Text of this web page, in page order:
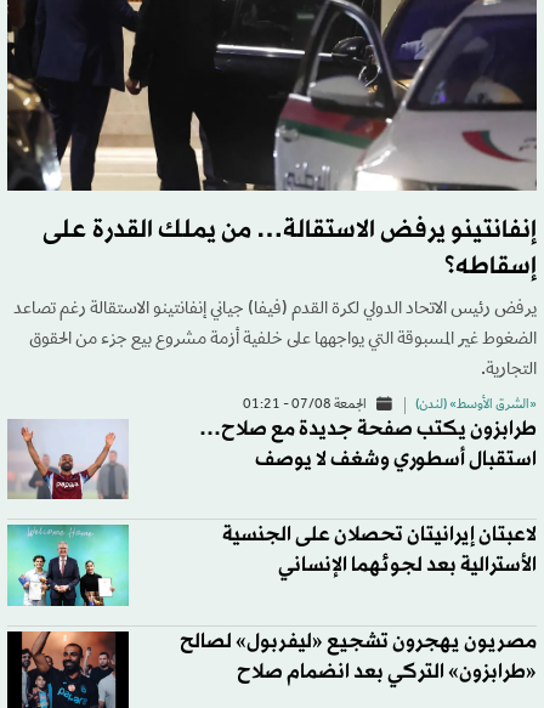
إنفانتينو يرفض الاستقالة… من يملك القدرة على
إسقاطه؟
يرفض رئيس الاتحاد الدولي لكرة القدم (فيفا) جياني إنفانتينو الاستقالة رغم تصاعد
الضغوط غير المسبوقة التي يواجهها على خلفية أزمة مشروع بيع جزء من الحقوق
التجارية.
«الشرق الأوسط» (لندن) الجمعة 07/08 - 01:21
طرابزون يكتب صفحة جديدة مع صلاح…
استقبال أسطوري وشغف لا يوصف
لاعبتان إيرانيتان تحصلان على الجنسية
الأسترالية بعد لجوئهما الإنساني
مصريون يهجرون تشجيع «ليفربول» لصالح
«طرابزون» التركي بعد انضمام صلاح